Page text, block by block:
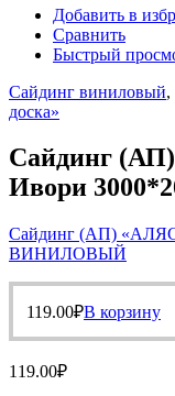
Добавить в
Сравнить
Быстрый
Сайдинг виниловый,
доска»
Сайдинг
Ивори
Сайдинг (АП)
ВИНИЛОВЫЙ
119.00₽В корзину
119.00₽